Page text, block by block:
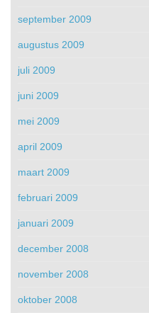
september 2009
augustus 2009
juli 2009
juni 2009
mei 2009
april 2009
maart 2009
februari 2009
januari 2009
december 2008
november 2008
oktober 2008